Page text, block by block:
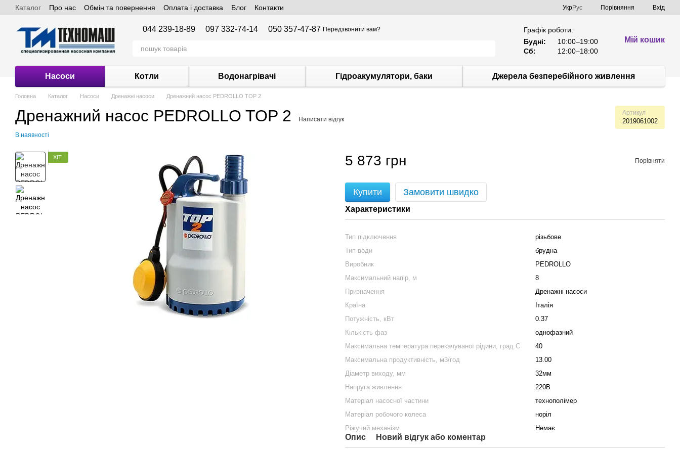
Перейти до основного контенту
Каталог Про нас Обмін та повернення Оплата і доставка Блог Контакти УкрРус Порівняння Вхід
044 239-18-89 097 332-74-14 050 357-47-87 Передзвонити вам?
Графік роботи:
Будні:
10:00–19:00
Сб:
12:00–18:00
Мій кошик
Насоси Котли Водонагрівачі Гідроакумулятори, баки Джерела безперебійного живлення
Головна Каталог Насоси Дренажні насоси Дренажний насос PEDROLLO TOP 2
Дренажний насос PEDROLLO TOP 2 Написати відгук
Артикул
2019061002
В наявності
ХІТ 5 873 грн Порівняти
Купити Замовити швидко
Характеристики
Тип підключення
різьбове
Тип води
брудна
Виробник
PEDROLLO
Максимальний напір, м
8
Призначення
Дренажні насоси
Країна
Італія
Потужність, кВт
0.37
Кількість фаз
однофазний
Максимальна температура перекачуваної рідини, град.С
40
Максимальна продуктивність, м3/год
13.00
Діаметр виходу, мм
32мм
Напруга живлення
220В
Матеріал насосної частини
технополімер
Матеріал робочого колеса
норіл
Ріжучий механізм
Немає
Опис Новий відгук або коментар